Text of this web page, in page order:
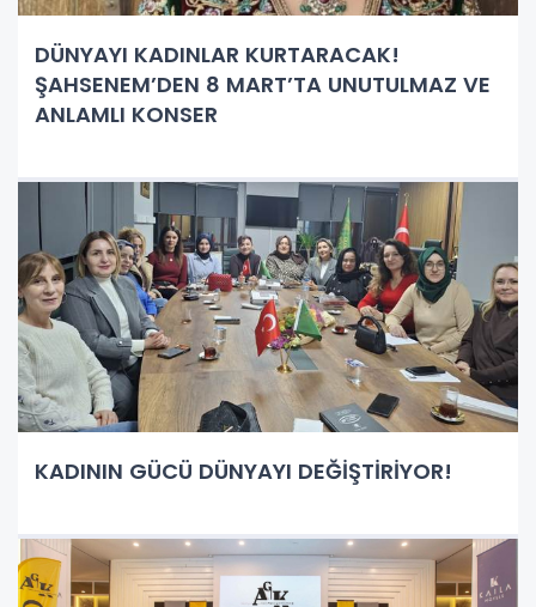
DÜNYAYI KADINLAR KURTARACAK!
ŞAHSENEM’DEN 8 MART’TA UNUTULMAZ VE
ANLAMLI KONSER
KADININ GÜCÜ DÜNYAYI DEĞİŞTİRİYOR!